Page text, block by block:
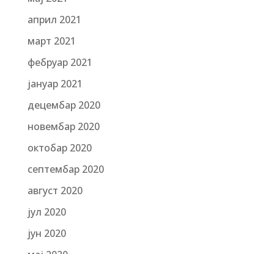
април 2021
март 2021
фебруар 2021
јануар 2021
децембар 2020
новембар 2020
октобар 2020
септембар 2020
август 2020
јул 2020
јун 2020